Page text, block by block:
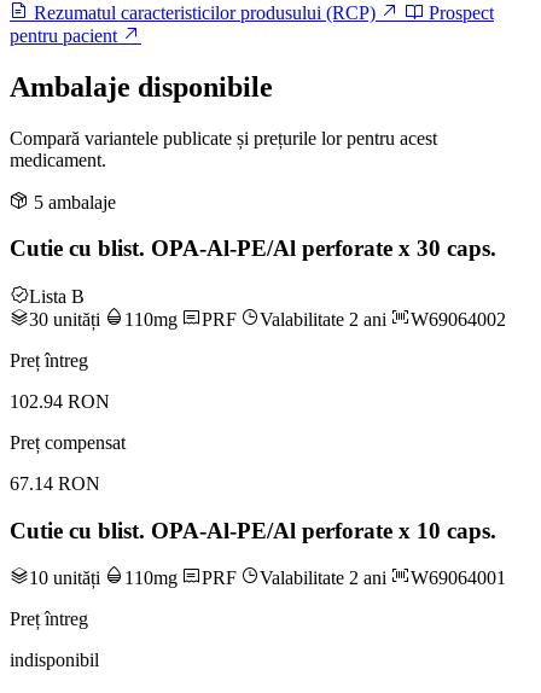
Rezumatul caracteristicilor produsului (RCP)
Prospect
pentru pacient
Ambalaje disponibile
Compară variantele publicate și prețurile lor pentru acest
medicament.
5 ambalaje
Cutie cu blist. OPA-Al-PE/Al perforate x 30 caps.
Lista B
30 unități
110mg PRF Valabilitate 2 ani
W69064002
Preț întreg
102.94 RON
Preț compensat
67.14 RON
Cutie cu blist. OPA-Al-PE/Al perforate x 10 caps.
10 unități 110mg PRF Valabilitate 2 ani
W69064001
Preț întreg
indisponibil